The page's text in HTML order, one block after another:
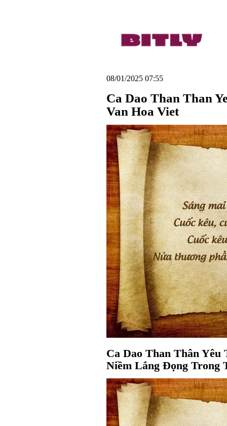
08/01/2025 07:55
Ca Dao Than Than
Van Hoa Viet
Ca Dao Than Thân
Niềm Lắng Đọng Trong